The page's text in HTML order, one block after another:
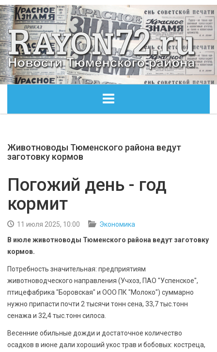
ОБЩЕСТВО
КУЛЬТУРА
БЕЗОПАСНОСТЬ
АРХИВ PDF
Животноводы Тюменского района ведут
заготовку кормов
Погожий день - год
кормит
11 июля 2025, 10:00
Экономика
В июле животноводы Тюменского района ведут заготовку
кормов.
Потребность значительная: предприятиям
животноводческого направления (Учхоз, ПАО "Успенское",
птицефабрика "Боровская" и ООО ПК "Молоко") суммарно
нужно припасти почти 2 тысячи тонн сена, 33,7 тыс.тонн
сенажа и 32,4 тыс.тонн силоса.
Весенние обильные дожди и достаточное количество
осадков в июне дали хороший укос трав и бобовых: костреца,